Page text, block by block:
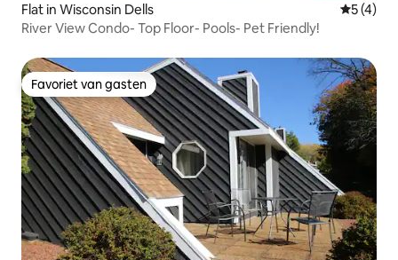
Flat in Wisconsin Dells
5 (4)
River View Condo- Top Floor- Pools- Pet Friendly!
Favoriet van gasten
Favoriet van gasten